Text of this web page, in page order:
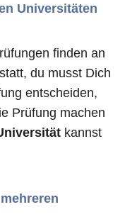
Universitäten
finden an
du musst Dich
entscheiden,
Prüfung machen
kannst